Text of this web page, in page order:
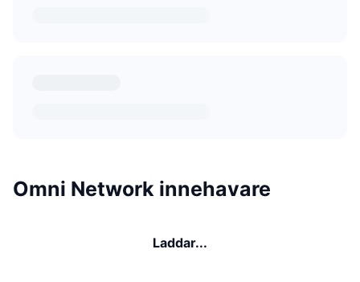
Omni Network innehavare
Laddar...